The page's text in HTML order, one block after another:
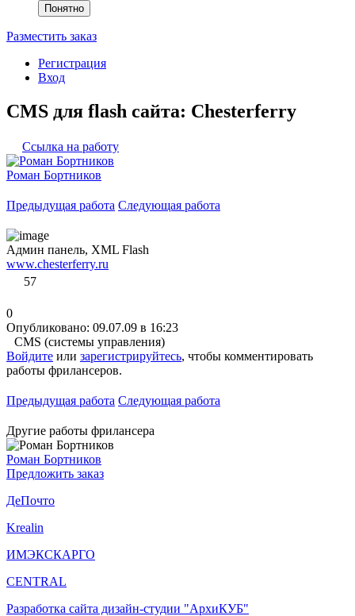
Понятно
Разместить заказ
Регистрация
Вход
CMS для flash сайта: Chesterferry
Ссылка на работу
Роман Бортников
Предыдущая работа Следующая работа
Админ панель, XML Flash
www.chesterferry.ru
57
0
Опубликовано: 09.07.09 в 16:23
CMS (системы управления)
Войдите или зарегистрируйтесь, чтобы комментировать
работы фрилансеров.
Предыдущая работа Следующая работа
Другие работы фрилансера
Роман Бортников
Предложить заказ
ДеПочто
Krealin
ИМЭКСКАРГО
CENTRAL
Разработка сайта дизайн-студии "АрхиКУБ"